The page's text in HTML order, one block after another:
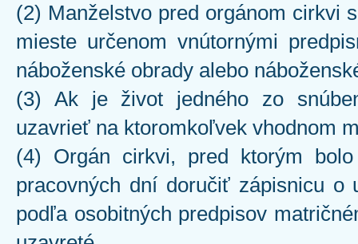
(2) Manželstvo pred orgánom cirkvi
mieste určenom vnútornými
náboženské obrady alebo
(3) Ak je život jedného zo
uzavrieť na ktoromkoľvek vhodnom
(4) Orgán cirkvi, pred ktorým
pracovných dní doručiť zápisnicu o
podľa osobitných predpisov